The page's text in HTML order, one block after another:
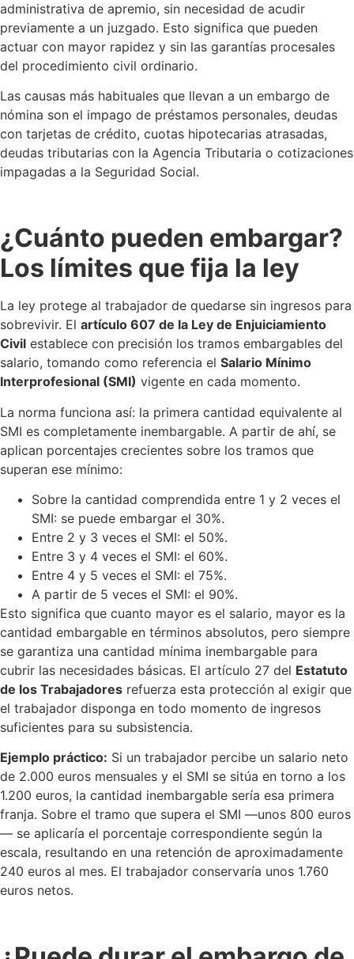
administrativa de apremio, sin necesidad de acudir
previamente a un juzgado. Esto significa que pueden
actuar con mayor rapidez y sin las garantías procesales
del procedimiento civil ordinario.
Las causas más habituales que llevan a un embargo de
nómina son el impago de préstamos personales, deudas
con tarjetas de crédito, cuotas hipotecarias atrasadas,
deudas tributarias con la Agencia Tributaria o cotizaciones
impagadas a la Seguridad Social.
¿Cuánto pueden embargar?
Los límites que fija la ley
La ley protege al trabajador de quedarse sin ingresos para
sobrevivir. El artículo 607 de la Ley de Enjuiciamiento
Civil establece con precisión los tramos embargables del
salario, tomando como referencia el Salario Mínimo
Interprofesional (SMI) vigente en cada momento.
La norma funciona así: la primera cantidad equivalente al
SMI es completamente inembargable. A partir de ahí, se
aplican porcentajes crecientes sobre los tramos que
superan ese mínimo:
Sobre la cantidad comprendida entre 1 y 2 veces el
SMI: se puede embargar el 30%.
Entre 2 y 3 veces el SMI: el 50%.
Entre 3 y 4 veces el SMI: el 60%.
Entre 4 y 5 veces el SMI: el 75%.
A partir de 5 veces el SMI: el 90%.
Esto significa que cuanto mayor es el salario, mayor es la
cantidad embargable en términos absolutos, pero siempre
se garantiza una cantidad mínima inembargable para
cubrir las necesidades básicas. El artículo 27 del Estatuto
de los Trabajadores refuerza esta protección al exigir que
el trabajador disponga en todo momento de ingresos
suficientes para su subsistencia.
Ejemplo práctico: Si un trabajador percibe un salario neto
de 2.000 euros mensuales y el SMI se sitúa en torno a los
1.200 euros, la cantidad inembargable sería esa primera
franja. Sobre el tramo que supera el SMI —unos 800 euros
— se aplicaría el porcentaje correspondiente según la
escala, resultando en una retención de aproximadamente
240 euros al mes. El trabajador conservaría unos 1.760
euros netos.